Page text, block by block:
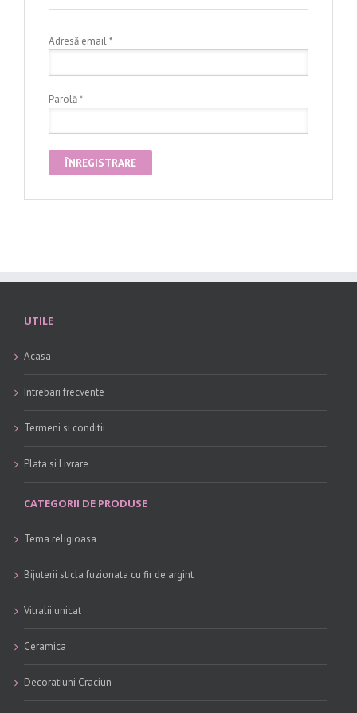
Adresă email*
Parolă*
ÎNREGISTRARE
UTILE
Acasa
Intrebari frecvente
Termeni si conditii
Plata si Livrare
CATEGORII DE PRODUSE
Tema religioasa
Bijuterii sticla fuzionata cu fir de argint
Vitralii unicat
Ceramica
Decoratiuni Craciun